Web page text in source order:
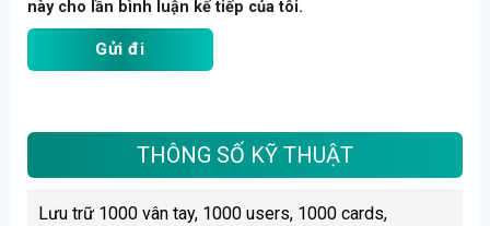
này cho lần bình luận kế tiếp của tôi.
THÔNG SỐ KỸ THUẬT
Lưu trữ 1000 vân tay, 1000 users, 1000 cards,